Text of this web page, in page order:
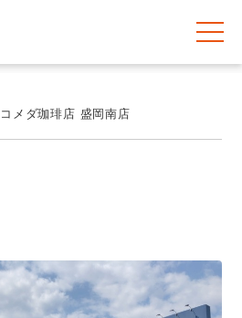
コメダ珈琲店 盛岡南店